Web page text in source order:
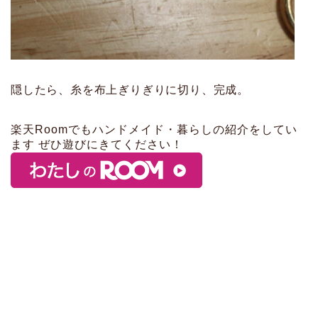
隠したら、糸を布上ぎりぎりに切り、完成。
楽天Roomでもハンドメイド・暮らしの紹介をしてい
ます ぜひ遊びにきてください！